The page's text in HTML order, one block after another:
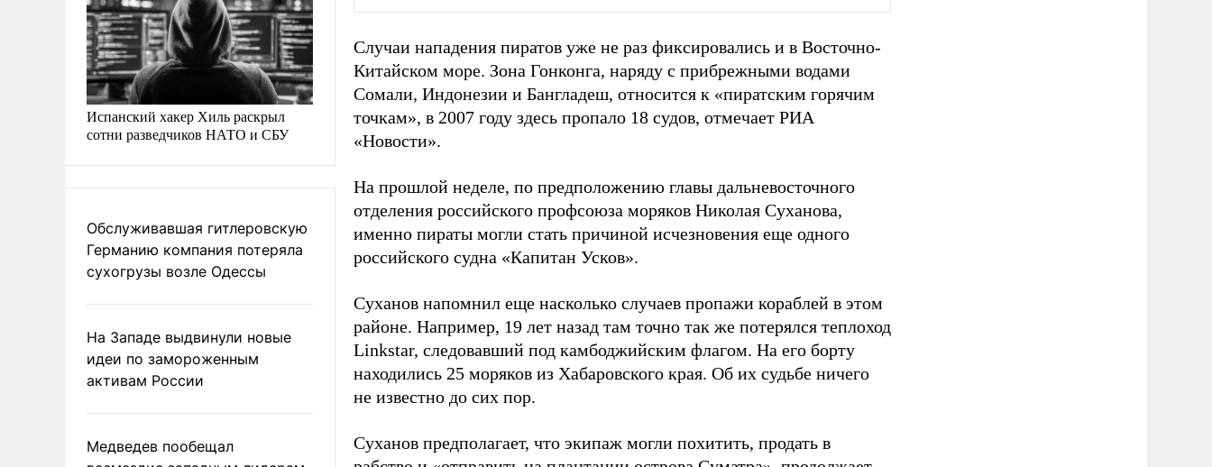
Испанский хакер Хиль раскрыл
сотни разведчиков НАТО и СБУ
Обслуживавшая гитлеровскую
Германию компания потеряла
сухогрузы возле Одессы
На Западе выдвинули новые
идеи по замороженным
активам России
Медведев пообещал
Случаи нападения пиратов уже не раз фиксировались и в Восточно-
Китайском море. Зона Гонконга, наряду с прибрежными водами
Сомали, Индонезии и Бангладеш, относится к «пиратским горячим
точкам», в 2007 году здесь пропало 18 судов, отмечает РИА
«Новости».
На прошлой неделе, по предположению главы дальневосточного
отделения российского профсоюза моряков Николая Суханова,
именно пираты могли стать причиной исчезновения еще одного
российского судна «Капитан Усков».
Суханов напомнил еще насколько случаев пропажи кораблей в этом
районе. Например, 19 лет назад там точно так же потерялся теплоход
Linkstar, следовавший под камбоджийским флагом. На его борту
находились 25 моряков из Хабаровского края. Об их судьбе ничего
не известно до сих пор.
Суханов предполагает, что экипаж могли похитить, продать в